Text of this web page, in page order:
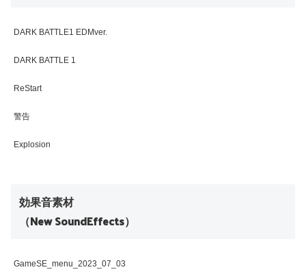
DARK BATTLE1 EDMver.
DARK BATTLE 1
ReStart
警告
Explosion
効果音素材
（New SoundEffects）
GameSE_menu_2023_07_03